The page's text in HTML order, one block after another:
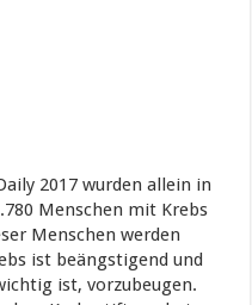
2017 wurden allein in
Menschen mit Krebs
Menschen werden
ist beängstigend und
ist, vorzubeugen.